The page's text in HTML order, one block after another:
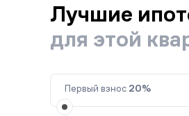
Лучшие
для этой
Первый взнос 20%